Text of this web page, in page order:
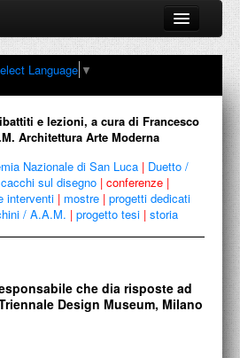
Moderna
e contaminazioni tra Arte,
Language ▼
e lezioni, a cura di Francesco
Architettura Arte Moderna
Nazionale di San Luca | Duetto /
sul disegno | conferenze |
interventi | mostre | progetti dedicati
/ A.A.M. | progetto tesi | storia
che dia risposte ad
Design Museum, Milano